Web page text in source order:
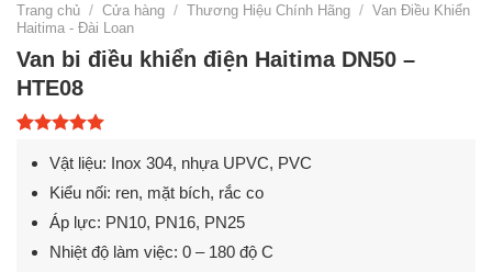
Trang chủ / Cửa hàng / Thương Hiệu Chính Hãng / Van Điều Khiển
Haitima - Đài Loan
Van bi điều khiển điện Haitima DN50 –
HTE08
dựa trên
đánh giá
Vật liệu: Inox 304, nhựa UPVC, PVC
Kiểu nối: ren, mặt bích, rắc co
Áp lực: PN10, PN16, PN25
Nhiệt độ làm việc: 0 – 180 độ C